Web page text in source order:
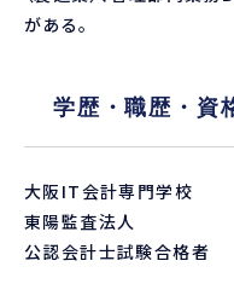
がある。
学歴・職歴・資
大阪IT会計専門学校
東陽監査法人
公認会計士試験合格者